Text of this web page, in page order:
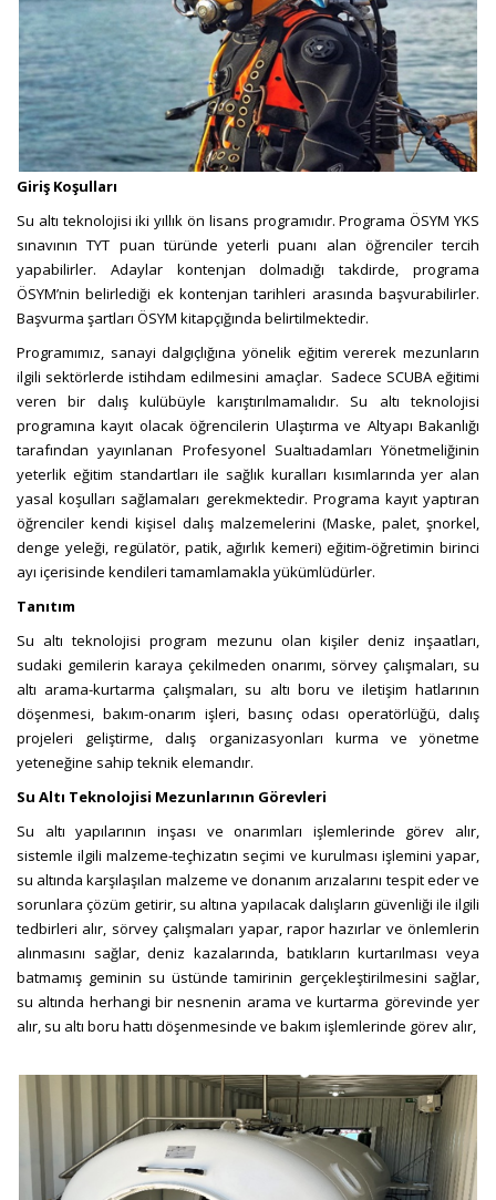
Giriş Koşulları
Su altı teknolojisi iki yıllık ön lisans programıdır. Programa ÖSYM YKS
sınavının TYT puan türünde yeterli puanı alan öğrenciler tercih
yapabilirler. Adaylar kontenjan dolmadığı takdirde, programa
ÖSYM’nin belirlediği ek kontenjan tarihleri arasında başvurabilirler.
Başvurma şartları ÖSYM kitapçığında belirtilmektedir.
Programımız, sanayi dalgıçlığına yönelik eğitim vererek mezunların
ilgili sektörlerde istihdam edilmesini amaçlar. Sadece SCUBA eğitimi
veren bir dalış kulübüyle karıştırılmamalıdır. Su altı teknolojisi
programına kayıt olacak öğrencilerin Ulaştırma ve Altyapı Bakanlığı
tarafından yayınlanan Profesyonel Sualtıadamları Yönetmeliğinin
yeterlik eğitim standartları ile sağlık kuralları kısımlarında yer alan
yasal koşulları sağlamaları gerekmektedir. Programa kayıt yaptıran
öğrenciler kendi kişisel dalış malzemelerini (Maske, palet, şnorkel,
denge yeleği, regülatör, patik, ağırlık kemeri) eğitim-öğretimin birinci
ayı içerisinde kendileri tamamlamakla yükümlüdürler.
Tanıtım
Su altı teknolojisi program mezunu olan kişiler deniz inşaatları,
sudaki gemilerin karaya çekilmeden onarımı, sörvey çalışmaları, su
altı arama-kurtarma çalışmaları, su altı boru ve iletişim hatlarının
döşenmesi, bakım-onarım işleri, basınç odası operatörlüğü, dalış
projeleri geliştirme, dalış organizasyonları kurma ve yönetme
yeteneğine sahip teknik elemandır.
Su Altı Teknolojisi Mezunlarının Görevleri
Su altı yapılarının inşası ve onarımları işlemlerinde görev alır,
sistemle ilgili malzeme-teçhizatın seçimi ve kurulması işlemini yapar,
su altında karşılaşılan malzeme ve donanım arızalarını tespit eder ve
sorunlara çözüm getirir, su altına yapılacak dalışların güvenliği ile ilgili
tedbirleri alır, sörvey çalışmaları yapar, rapor hazırlar ve önlemlerin
alınmasını sağlar, deniz kazalarında, batıkların kurtarılması veya
batmamış geminin su üstünde tamirinin gerçekleştirilmesini sağlar,
su altında herhangi bir nesnenin arama ve kurtarma görevinde yer
alır, su altı boru hattı döşenmesinde ve bakım işlemlerinde görev alır,